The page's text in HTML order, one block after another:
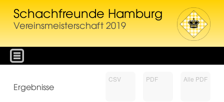
Schachfreunde Hamburg
Vereinsmeisterschaft 2019
Ergebnisse
CSV PDF Alle PDF